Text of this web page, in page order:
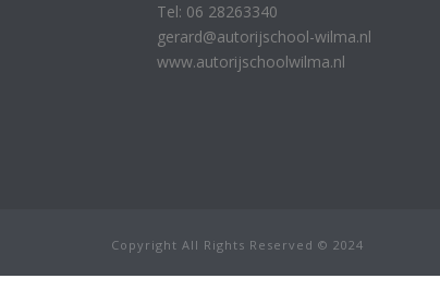
Tel: 06 28263340
gerard@autorijschool-wilma.nl
www.autorijschoolwilma.nl
Copyright All Rights Reserved © 2024